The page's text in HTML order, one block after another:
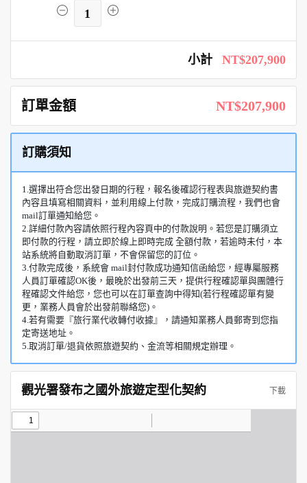
1
小計 NT$207,900
訂單金額 NT$207,900
訂購須知
1.選擇出符合您出發日期的行程，報名後確認行程表與旅遊契約書
內容且填寫相關資料，並利用線上付款，完成訂購流程，我們也會
mail訂單通知給您。
2.詳細付款內容請依照行程內容頁中的付款說明。若您是訂購須立
即付款的行程，請立即於線上即時完成 全額付款，若逾時未付，本
站系統將自動取消訂單，不會保留您的訂位。
3.付款完成後，系統會 mail封付款成功通知信函給您，經專屬服務
人員訂單確認OK後，最晚於出發前三天，提供行程確認單與團體行
程確認文件給您，您也可以在訂單查詢中得知(若行程確認單有變
更，業務人員會於出發前聯絡您)。
4.若有需要『旅行業代收轉付收據』，請通知業務人員郵寄到您指
定寄送地址。
5.取消訂單/退貨依照旅遊契約、金流等相關規定辦理。
觀光署發布之國外旅遊定型化契約 下載